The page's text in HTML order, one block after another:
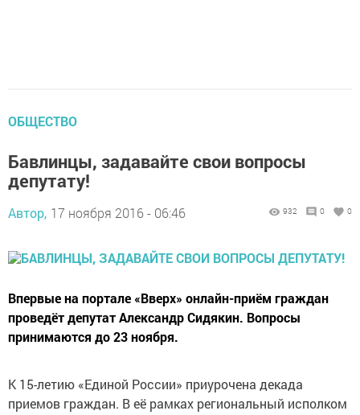
ОБЩЕСТВО
Бавлинцы, задавайте свои вопросы
депутату!
Автор, 17 ноября 2016 - 06:46 932 0 0
Впервые на портале «Вверх» онлайн-приём граждан
проведёт депутат Александр Сидякин. Вопросы
принимаются до 23 ноября.
К 15-летию «Единой России» приурочена декада
приемов граждан. В её рамках региональный исполком